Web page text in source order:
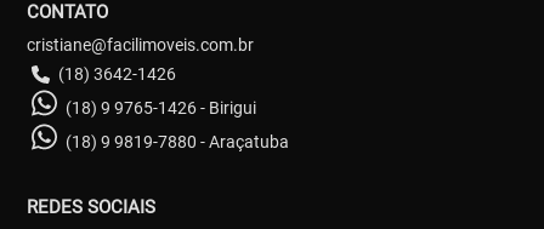
CONTATO
cristiane@facilimoveis.com.br
(18) 3642-1426
(18) 9 9765-1426 - Birigui
(18) 9 9819-7880 - Araçatuba
REDES SOCIAIS